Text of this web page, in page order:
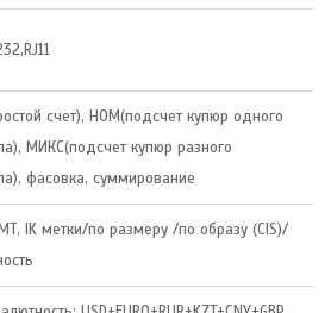
счет), НОМ(подсчет купюр одного
МИКС(подсчет купюр разного
фасовка, суммирование
IK метки/по размеру /по образу (CIS)/